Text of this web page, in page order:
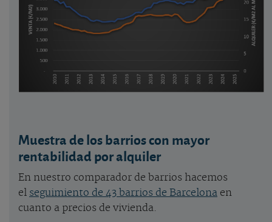
Muestra de los barrios con mayor
rentabilidad por alquiler
En nuestro comparador de barrios hacemos
el seguimiento de 43 barrios de Barcelona en
cuanto a precios de vivienda.